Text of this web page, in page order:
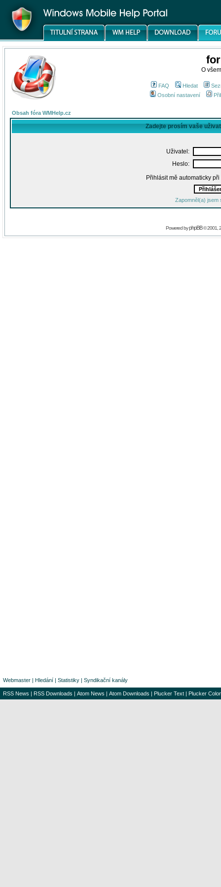
O
FAQ Hledat
Osobní nastavení
Obsah fóra WMHelp.cz
Zadejte prosím vaše
Uživatel:
Heslo:
Přihlásit mě automaticky
Zapomněl(a) jsem
Powered byphpBB© 2001,
Webmaster | Hledání | Statistiky | Syndikační kanály
RSS News | RSS Downloads | Atom News | Atom Downloads | Plucker Text | Plucker Color